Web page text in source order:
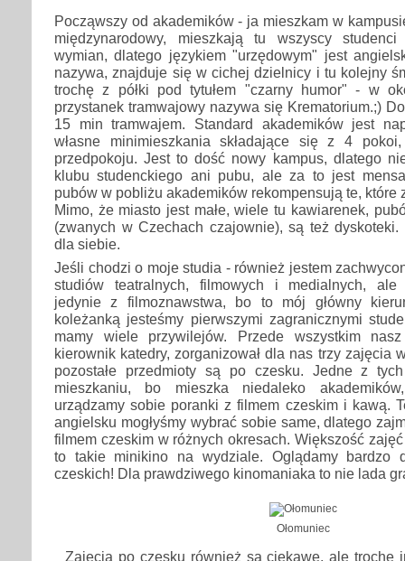
Począwszy od akademików - ja mieszkam w
międzynarodowy, mieszkają tu wszyscy studenci
wymian, dlatego językiem "urzędowym" jest
nazywa, znajduje się w cichej dzielnicy i tu kolejny
trochę z półki pod tytułem "czarny humor" - w
przystanek tramwajowy nazywa się Krematorium.;)
15 min tramwajem. Standard akademików jest
własne minimieszkania składające się z 4
przedpokoju. Jest to dość nowy kampus, dlatego
klubu studenckiego ani pubu, ale za to jest
pubów w pobliżu akademików rekompensują te, które
Mimo, że miasto jest małe, wiele tu kawiarenek,
(zwanych w Czechach czajownie), są też
dla siebie.
Jeśli chodzi o moje studia - również jestem
studiów teatralnych, filmowych i medialnych, ale
jedynie z filmoznawstwa, bo to mój główny
koleżanką jesteśmy pierwszymi zagranicznymi
mamy wiele przywilejów. Przede wszystkim
kierownik katedry, zorganizował dla nas trzy zajęcia
pozostałe przedmioty są po czesku. Jedne z
mieszkaniu, bo mieszka niedaleko
urządzamy sobie poranki z filmem czeskim i kawą.
angielsku mogłyśmy wybrać sobie same, dlatego
filmem czeskim w różnych okresach. Większość
to takie minikino na wydziale. Oglądamy bardzo
czeskich! Dla prawdziwego kinomaniaka to nie lada
Ołomuniec
Zajęcia po czesku również są ciekawe, ale trochę